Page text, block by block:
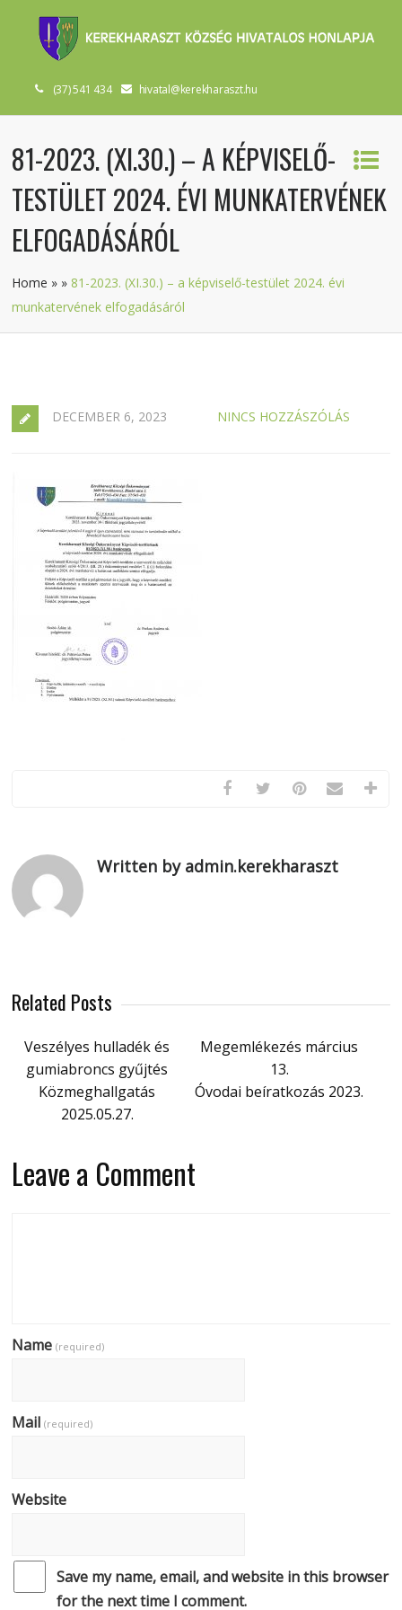
(37) 541 434 hivatal@kerekharaszt.hu
81-2023. (XI.30.) – A KÉPVISELŐ-
TESTÜLET 2024. ÉVI MUNKATERVÉNEK
ELFOGADÁSÁRÓL
Home » » 81-2023. (XI.30.) – a képviselő-testület 2024. évi
munkatervének elfogadásáról
DECEMBER 6, 2023 NINCS HOZZÁSZÓLÁS
Written by admin.kerekharaszt
Related Posts
Veszélyes hulladék és
gumiabroncs gyűjtés
Megemlékezés március
13.
Közmeghallgatás
2025.05.27.
Óvodai beíratkozás 2023.
Leave a Comment
Name(required)
Mail(required)
Website
Save my name, email, and website in this browser
for the next time I comment.